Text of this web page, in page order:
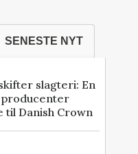
SENESTE NYT
slagteri: En
til Danish Crown